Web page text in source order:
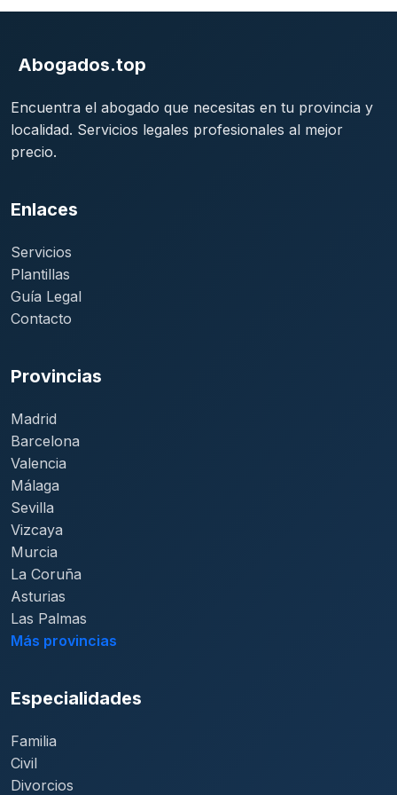
Abogados.top
Encuentra el abogado que necesitas en tu provincia y
localidad. Servicios legales profesionales al mejor
precio.
Enlaces
Servicios
Plantillas
Guía Legal
Contacto
Provincias
Madrid
Barcelona
Valencia
Málaga
Sevilla
Vizcaya
Murcia
La Coruña
Asturias
Las Palmas
Más provincias
Especialidades
Familia
Civil
Divorcios